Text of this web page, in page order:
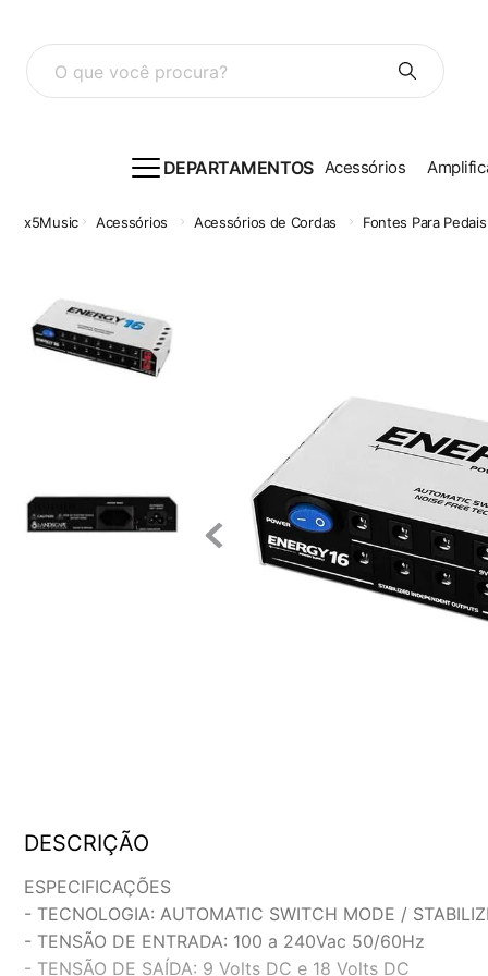
O que você procura?
DEPARTAMENTOS Acessórios
Acessórios Acessórios de Cordas Fontes Para Pedais
DESCRIÇÃO
ESPECIFICAÇÕES
- TECNOLOGIA: AUTOMATIC SWITCH MODE /
- TENSÃO DE ENTRADA: 100 a 240Vac 50/60Hz
- TENSÃO DE SAÍDA: 9 Volts DC e 18 Volts DC